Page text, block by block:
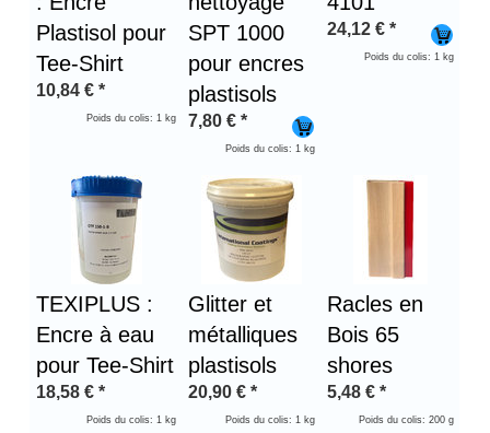
Plastisol pour
Tee-Shirt
10,84 € *
Poids du colis: 1 kg
SPT 1000
pour encres
plastisols
7,80 € *
Poids du colis: 1 kg
24,12 € *
Poids du colis: 1 kg
TEXIPLUS :
Encre à eau
pour Tee-Shirt
18,58 € *
Poids du colis: 1 kg
Glitter et
métalliques
plastisols
20,90 € *
Poids du colis: 1 kg
Racles en
Bois 65
shores
5,48 € *
Poids du colis: 200 g